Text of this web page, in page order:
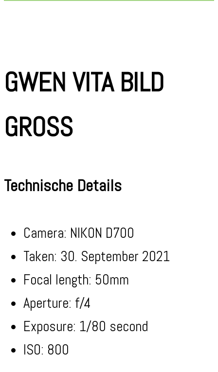
GWEN VITA BILD
GROSS
Technische Details
Camera: NIKON D700
Taken: 30. September 2021
Focal length: 50mm
Aperture: f/4
Exposure: 1/80 second
ISO: 800